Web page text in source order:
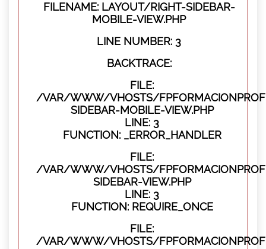
FILENAME: LAYOUT/RIGHT-SIDEBAR-
MOBILE-VIEW.PHP
LINE NUMBER: 3
BACKTRACE:
FILE:
/VAR/WWW/VHOSTS/
SIDEBAR-MOBILE-VIEW.PHP
LINE: 3
FUNCTION: _ERROR_HANDLER
FILE:
/VAR/WWW/VHOSTS/
SIDEBAR-VIEW.PHP
LINE: 3
FUNCTION: REQUIRE_ONCE
FILE:
/VAR/WWW/VHOSTS/